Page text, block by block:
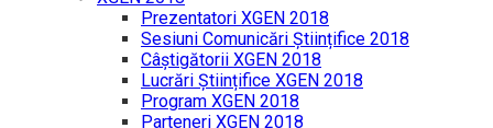
Prezentatori XGEN 2018
Sesiuni Comunicări Științifice 2018
Câștigătorii XGEN 2018
Lucrări Științifice XGEN 2018
Program XGEN 2018
Parteneri XGEN 2018